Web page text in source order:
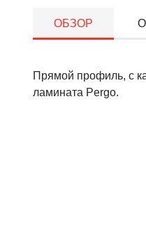
ОБЗОР
Прямой профиль, с
ламината Pergo.